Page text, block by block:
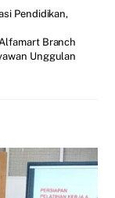
Pendidikan,
Branch
Unggulan